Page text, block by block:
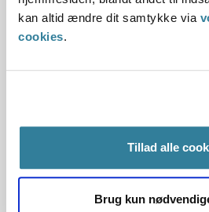
kan altid ændre dit samtykke via
cookies.
Tillad alle
Brug kun
Oplysninger om den studerendes
ansøgningstidspunktet kan indgå
Det gælder navnlig, hvor
studerendes funktionsnedsættelse,
at der i tiden efter arbejdets ophør
forværring i arten og graden af
Hvis den studerende efter det
på grund af funktionsnedsættelsen,